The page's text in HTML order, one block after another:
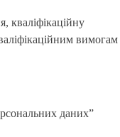
кваліфікаційну
вимогам
даних”